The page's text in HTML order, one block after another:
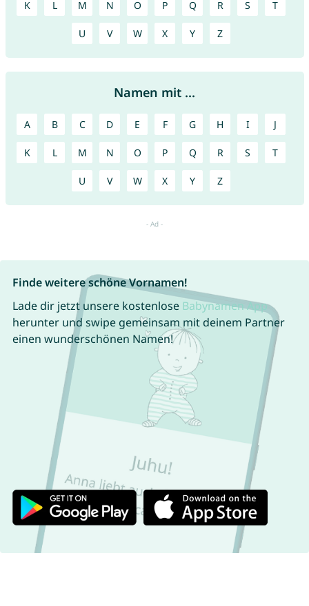
K L M N O P Q R S T
U V W X Y Z
Namen mit ...
A B C D E F G H I J
K L M N O P Q R S T
U V W X Y Z
Finde weitere schöne Vornamen!
Lade dir jetzt unsere kostenlose Babynamen App
herunter und swipe gemeinsam mit deinem Partner
einen wunderschönen Namen!